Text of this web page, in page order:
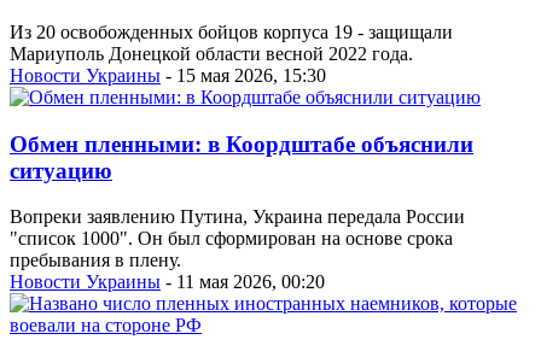
Из 20 освобожденных бойцов корпуса 19 - защищали
Мариуполь Донецкой области весной 2022 года.
Новости Украины - 15 мая 2026, 15:30
Обмен пленными: в Коордштабе объяснили
ситуацию
Вопреки заявлению Путина, Украина передала России
"список 1000". Он был сформирован на основе срока
пребывания в плену.
Новости Украины - 11 мая 2026, 00:20